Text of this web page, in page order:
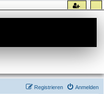
Anmelden
Registrieren